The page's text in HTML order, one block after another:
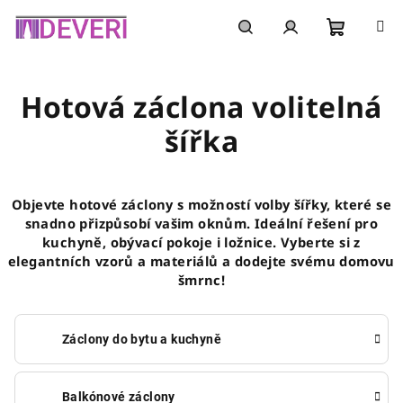
košík
Hotová záclona volitelná
šířka
Objevte hotové záclony s možností volby šířky, které se
snadno přizpůsobí vašim oknům. Ideální řešení pro
kuchyně, obývací pokoje i ložnice. Vyberte si z
elegantních vzorů a materiálů a dodejte svému domovu
šmrnc!
Záclony do bytu a kuchyně
Balkónové záclony